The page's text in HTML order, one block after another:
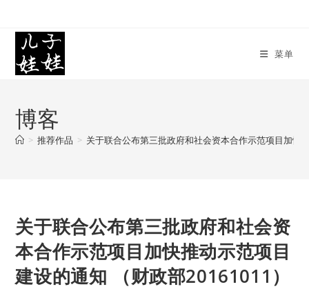
content
菜单
博客
> 推荐作品 > 关于联合公布第三批政府和社会资本合作示范项目加快
关于联合公布第三批政府和社会资
本合作示范项目加快推动示范项目
建设的通知 （财政部20161011）